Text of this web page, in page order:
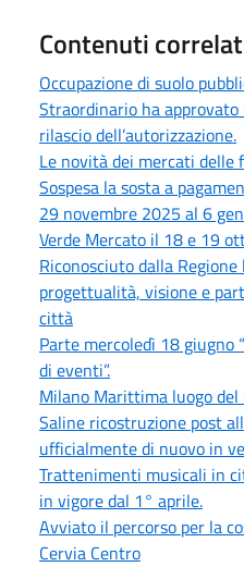
Contenuti
Occupazione di suolo
Straordinario ha
rilascio dell’autorizzazione.
Le novità dei mercati delle
Sospesa la sosta a
29 novembre 2025 al 6
Verde Mercato il 18 e 19
Riconosciuto dalla
progettualità, visione e
città
Parte mercoledì 18 giugno
di eventi”.
Milano Marittima luogo
Saline ricostruzione post
ufficialmente di nuovo in
Trattenimenti musicali in
in vigore dal 1° aprile.
Avviato il percorso per la
Cervia Centro